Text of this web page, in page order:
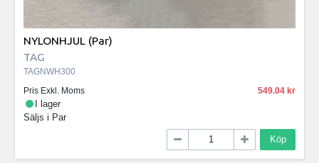
NYLONHJUL (Par)
TAG
TAGNWH300
Pris Exkl. Moms
549.04
I lager
Säljs i Par
Köp